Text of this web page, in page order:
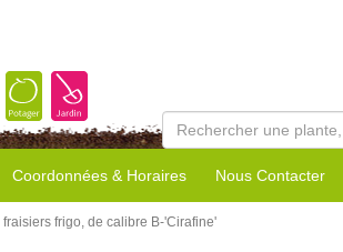
Coordonnées & Horaires Nous Contacter
fraisiers frigo, de calibre B-'Cirafine'